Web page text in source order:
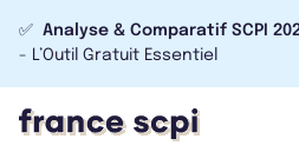
✅ Analyse & Comparatif SCPI
- L’Outil Gratuit Essentiel